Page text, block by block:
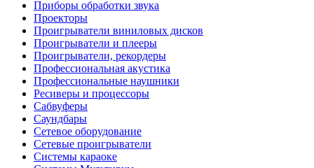
Приборы обработки звука
Проекторы
Проигрыватели виниловых дисков
Проигрыватели и плееры
Проигрыватели, рекордеры
Профессиональная акустика
Профессиональные наушники
Ресиверы и процессоры
Сабвуферы
Саундбары
Сетевое оборудование
Сетевые проигрыватели
Системы караоке